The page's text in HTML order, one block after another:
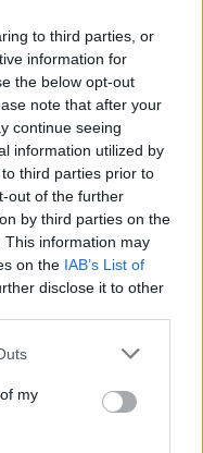
to third parties, or
information for
the below opt-out
note that after your
continue seeing
information utilized by
third parties prior to
out of the further
by third parties on the
This information may
on the IAB’s List of
disclose it to other
one or more Google
You may click to
third-party tags to
in below Google
my